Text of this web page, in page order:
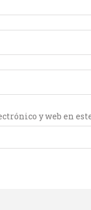
y web en